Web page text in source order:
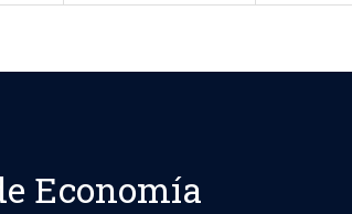
Economía